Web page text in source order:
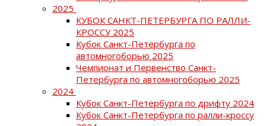
2025
КУБОК САНКТ-ПЕТЕРБУРГА ПО РАЛЛИ-
КРОССУ 2025
Кубок Санкт-Петербурга по
автомногоборью 2025
Чемпионат и Первенство Санкт-
Петербурга по автомногоборью 2025
2024
Кубок Санкт-Петербурга по дрифту 2024
Кубок Санкт-Петербурга по ралли-кроссу